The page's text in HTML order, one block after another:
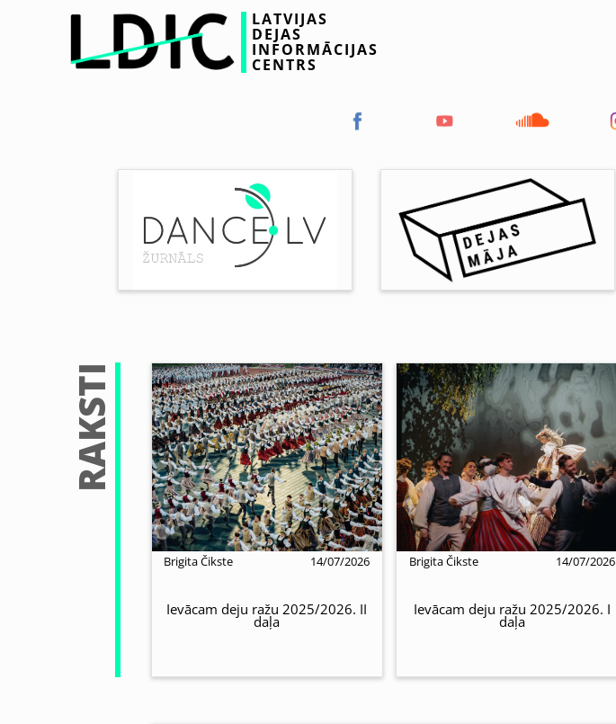
LATVIJAS
DEJAS
INFORMĀCIJAS
CENTRS
RAKSTI
Brigita Čikste 14/07/2026
Ievācam deju ražu 2025/2026. II
daļa
Brigita Čikste 14/07/2026
Ievācam deju ražu 2025/2026. I
daļa